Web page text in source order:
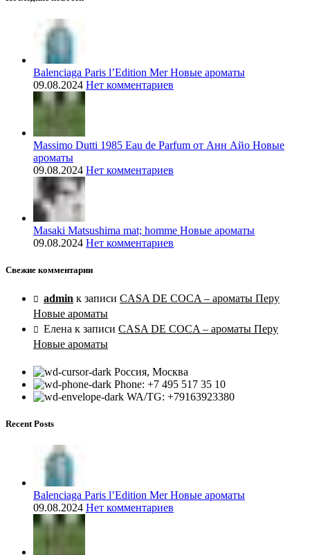
Balenciaga Paris l’Edition Mer Новые ароматы
09.08.2024 Нет комментариев
Massimo Dutti 1985 Eau de Parfum от Анн Айо Новые
ароматы
09.08.2024 Нет комментариев
Masaki Matsushima mat; homme Новые ароматы
09.08.2024 Нет комментариев
Свежие комментарии
admin к записи CASA DE COCA – ароматы Перу
Новые ароматы
Елена к записи CASA DE COCA – ароматы Перу
Новые ароматы
Россия, Москва
Phone: +7 495 517 35 10
WA/TG: +79163923380
Recent Posts
Balenciaga Paris l’Edition Mer Новые ароматы
09.08.2024 Нет комментариев